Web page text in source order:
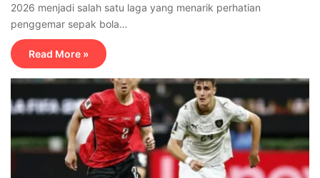
2026 menjadi salah satu laga yang menarik perhatian
penggemar sepak bola…
Read More »